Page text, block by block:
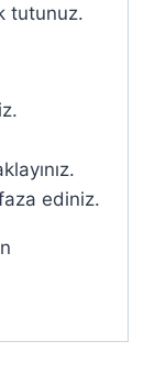
tutunuz.
ediniz.